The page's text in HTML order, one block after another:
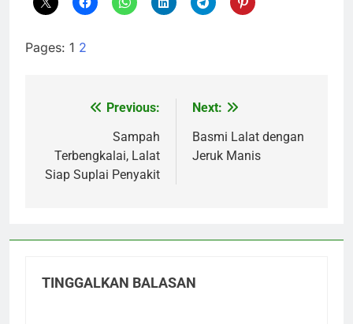
Pages: 1 2
NavigasiPrevious:
Sampah
Terbengkalai, Lalat
Siap Suplai Penyakit
Next:
Basmi Lalat dengan
Jeruk Manis
TINGGALKAN BALASAN